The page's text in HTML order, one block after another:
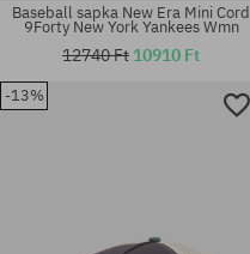
Baseball sapka New Era Mini Cord
9Forty New York Yankees Wmn
12740 Ft 10910 Ft
-13%